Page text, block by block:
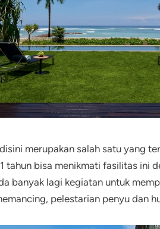
merupakan salah satu yang
tahun bisa menikmati fasilitas ini
banyak lagi kegiatan untuk
pelestarian penyu dan